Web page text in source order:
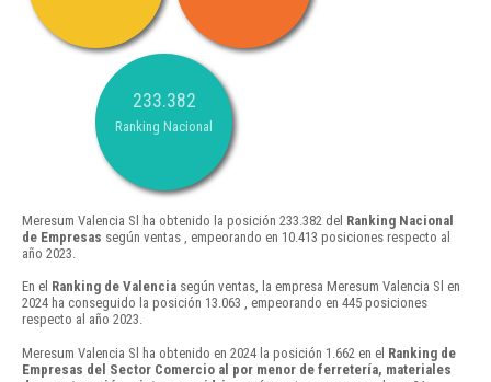
233.382
Ranking Nacional
Meresum Valencia Sl ha obtenido la posición 233.382 del Ranking Nacional
de Empresas según ventas , empeorando en 10.413 posiciones respecto al
año 2023.
En el Ranking de Valencia según ventas, la empresa Meresum Valencia Sl en
2024 ha conseguido la posición 13.063 , empeorando en 445 posiciones
respecto al año 2023.
Meresum Valencia Sl ha obtenido en 2024 la posición 1.662 en el Ranking de
Empresas del Sector Comercio al por menor de ferretería, materiales